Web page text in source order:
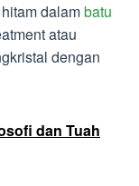
dalambatu
atau
dengan
dan Tuah